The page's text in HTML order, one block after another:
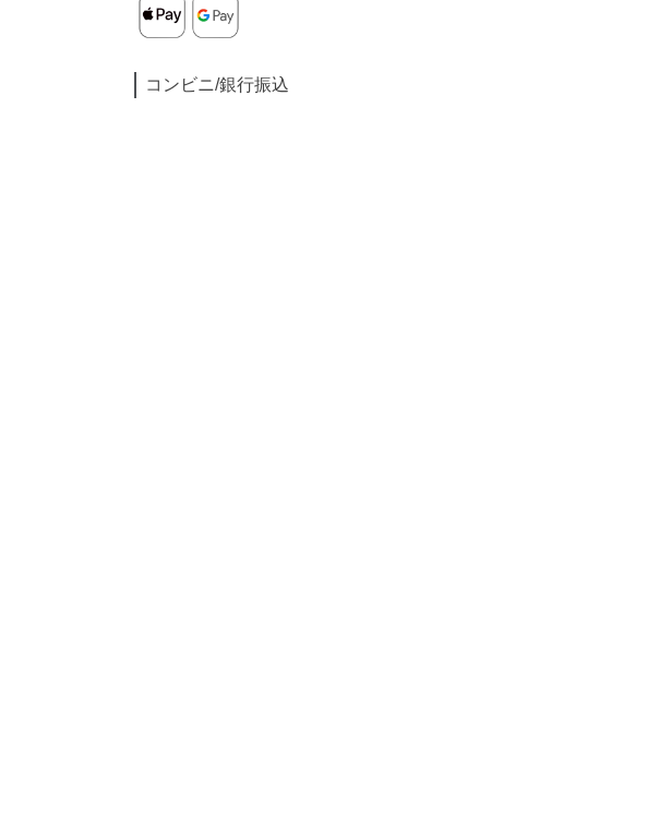
コンビニ/銀行振込